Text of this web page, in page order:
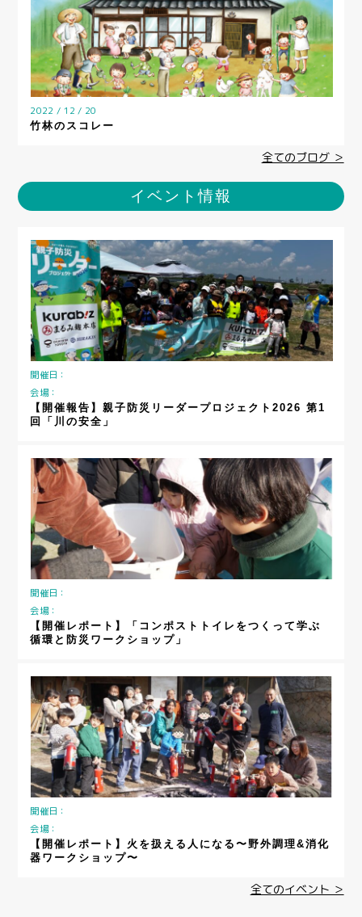
2022 / 12 / 20
竹林のスコレー
全てのブログ ＞
イベント情報
開催日：
会場：
【開催報告】親子防災リーダープロジェクト2026 第1
回「川の安全」
開催日：
会場：
【開催レポート】「コンポストトイレをつくって学ぶ
循環と防災ワークショップ」
開催日：
会場：
【開催レポート】火を扱える人になる〜野外調理&消化
器ワークショップ〜
全てのイベント ＞